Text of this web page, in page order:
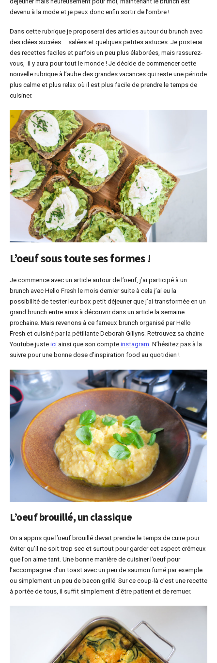
devenu à la mode et je peux donc enfin sortir de l’ombre !
Dans cette rubrique je proposerai des articles autour du brunch avec
des idées sucrées – salées et quelques petites astuces. Je posterai
des recettes faciles et parfois un peu plus élaborées, mais rassurez-
vous, il y aura pour tout le monde ! Je décide de commencer cette
nouvelle rubrique à l’aube des grandes vacances qui reste une période
plus calme et plus relax où il est plus facile de prendre le temps de
cuisiner.
L’oeuf sous toute ses formes !
Je commence avec un article autour de l’oeuf, j’ai participé à un
brunch avec Hello Fresh le mois dernier suite à cela j’ai eu la
possibilité de tester leur box petit déjeuner que j’ai transformée en un
grand brunch entre amis à découvrir dans un article la semaine
prochaine. Mais revenons à ce fameux brunch organisé par Hello
Fresh et cuisiné par la pétillante Deborah Gillyns. Retrouvez sa chaîne
Youtube juste ici ainsi que son compte instagram . N’hésitez pas à la
suivre pour une bonne dose d’inspiration food au quotidien !
L’oeuf brouillé, un classique
On a appris que l’oeuf brouillé devait prendre le temps de cuire pour
éviter qu’il ne soit trop sec et surtout pour garder cet aspect crémeux
que l’on aime tant. Une bonne manière de cuisiner l’oeuf pour
l’accompagner d’un toast avec un peu de saumon fumé par exemple
ou simplement un peu de bacon grillé. Sur ce coup-là c’est une recette
à portée de tous, il suffit simplement d’être patient et de remuer.